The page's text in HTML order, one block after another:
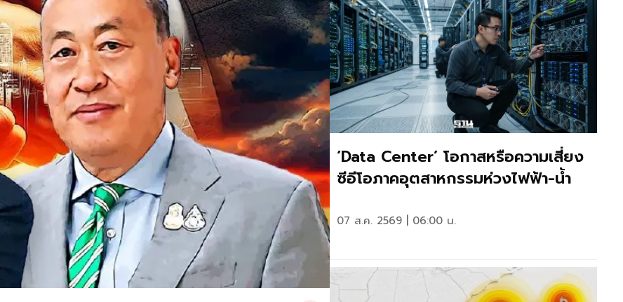
‘Data Center’ โอกาสหรือความเสี่ยง
ซีอีโอภาคอุตสาหกรรมห่วงไฟฟ้า-น้ำ
07 ส.ค. 2569 | 06:00 น.